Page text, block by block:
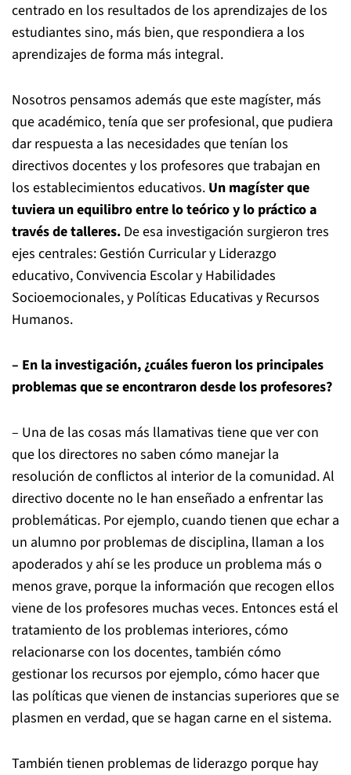
centrado en los resultados de los aprendizajes de los
estudiantes sino, más bien, que respondiera a los
aprendizajes de forma más integral.
Nosotros pensamos además que este magíster, más
que académico, tenía que ser profesional, que pudiera
dar respuesta a las necesidades que tenían los
directivos docentes y los profesores que trabajan en
los establecimientos educativos. Un magíster que
tuviera un equilibro entre lo teórico y lo práctico a
través de talleres. De esa investigación surgieron tres
ejes centrales: Gestión Curricular y Liderazgo
educativo, Convivencia Escolar y Habilidades
Socioemocionales, y Políticas Educativas y Recursos
Humanos.
– En la investigación, ¿cuáles fueron los principales
problemas que se encontraron desde los profesores?
– Una de las cosas más llamativas tiene que ver con
que los directores no saben cómo manejar la
resolución de conflictos al interior de la comunidad. Al
directivo docente no le han enseñado a enfrentar las
problemáticas. Por ejemplo, cuando tienen que echar a
un alumno por problemas de disciplina, llaman a los
apoderados y ahí se les produce un problema más o
menos grave, porque la información que recogen ellos
viene de los profesores muchas veces. Entonces está el
tratamiento de los problemas interiores, cómo
relacionarse con los docentes, también cómo
gestionar los recursos por ejemplo, cómo hacer que
las políticas que vienen de instancias superiores que se
plasmen en verdad, que se hagan carne en el sistema.
También tienen problemas de liderazgo porque hay